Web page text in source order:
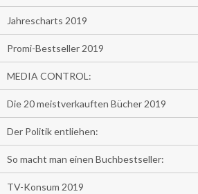
Jahrescharts 2019
Promi-Bestseller 2019
MEDIA CONTROL:
Die 20 meistverkauften Bücher 2019
Der Politik entliehen:
So macht man einen Buchbestseller:
TV-Konsum 2019